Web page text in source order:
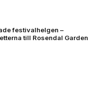
festivalhelgen –
till Rosendal Garden